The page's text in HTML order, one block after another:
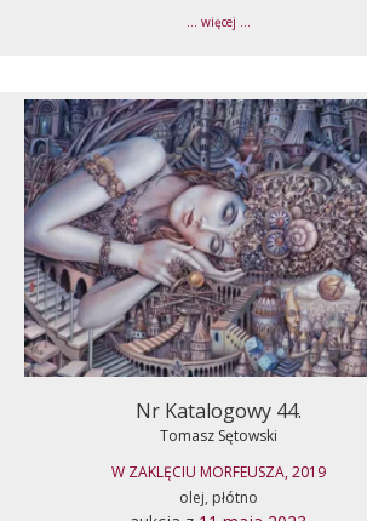
... więcej ...
Nr Katalogowy 44.
Tomasz Sętowski
W ZAKLĘCIU MORFEUSZA, 2019
olej, płótno